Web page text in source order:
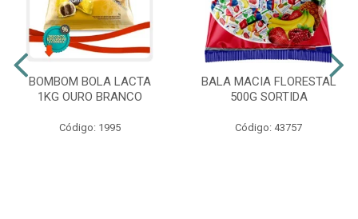
BOMBOM BOLA LACTA
1KG OURO BRANCO
Código: 1995
BALA MACIA FLORESTAL
500G SORTIDA
Código: 43757